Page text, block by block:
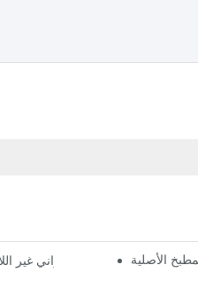
المقاوم للصدأ مقابل الأواني